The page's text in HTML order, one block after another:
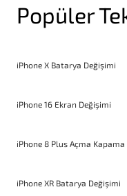
Popüler
iPhone X Batarya Değişimi
iPhone 16 Ekran Değişimi
iPhone 8 Plus Açma Kapama
iPhone XR Batarya Değişimi